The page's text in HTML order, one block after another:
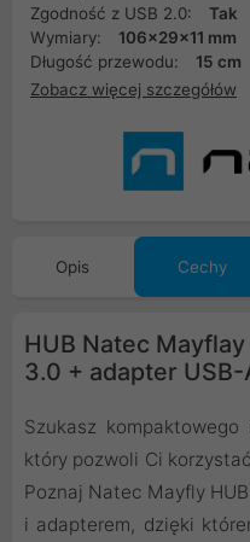
Zgodność z USB 2.0:
Tak
Wymiary:
106x29x11 mm
Długość przewodu:
15 cm
Zobacz więcej szczegółów
Opis Cechy
HUB Natec
3.0 + adapter
Szukasz
który pozwoli Ci
Poznaj Natec Mayfly
i adapterem, dzięki